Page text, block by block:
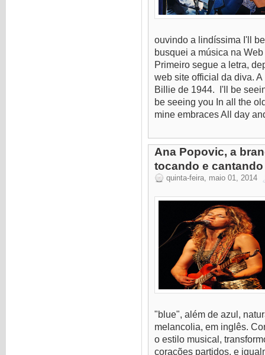
ouvindo a lindíssima I'll
busquei a música na
Primeiro segue a letra,
web site official da diva.
Billie de 1944. I'll be
be seeing you In all the
mine embraces All day
Ana Popovic, a
tocando e
quinta-feira, maio 01, 2014
"blue", além de azul,
melancolia, em inglês.
o estilo musical,
corações partidos, e